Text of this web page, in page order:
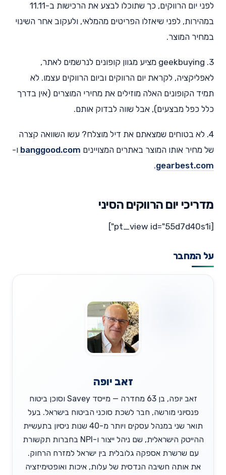
לפני יום הרווקים, כך שתוכלו לבצע את הרכישות ב-11.11
במהירות, לפני שיאזלו הפריטים מהמלאי, ולעקוב אחר השינוי
במחיר המוצר.
3. geekbuying מציע מגוון קופונים לנרשמים לאתר,
לאפליקציה, לקראת יום הרווקים וביום הרווקים עצמו. לא
תמיד הקופונים האלה מוזילים את מחירי המוצרים (אין בדרך
כלל כפל מבצעים), אבל שווה לבדוק אותם.
4. לא בטוחים שמצאתם את דיל מוצלח? עשו השוואה קצרה
של מחיר אותו המוצר באתרים המצויינים banggood.com ו-
gearbest.com
.
מדריכי יום הרווקים הסיני
[pt_view id="55d7d40s1i"]
על המחבר
זאב יופה
זאב יופה, בן 63 מחדרה — מייסד Savey וסוכן ביטוח
פנסיוני מורשה, חבר לשכת סוכני הביטוח בישראל. בעל
תואר שני במנהל עסקים ויותר מ-40 שנות ניסיון בתעשיית
ההייטק הישראלית, שם ניהל ייצור ו-NPI בחברות תקשורת
עם שרשרת אספקה גלובלית בין ישראל למזרח הרחוק.
את אותה חשיבה הנדסית של עלות, איכות ואופטימיזציה